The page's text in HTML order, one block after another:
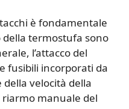
è fondamentale
della termostufa sono
l’attacco del
fusibili incorporati da
della velocità della
manuale del